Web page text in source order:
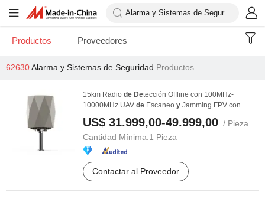
Productos Proveedores
62630Alarma y Sistemas de Seguridad Productos
15km Radio de Detección Offline con 100MHz-
10000MHz UAV de Escaneo y Jamming FPV con
tector
US$ 31.999,00-49.999,00 / Pieza
Cantidad Mínima:1 Pieza
Contactar al Proveedor